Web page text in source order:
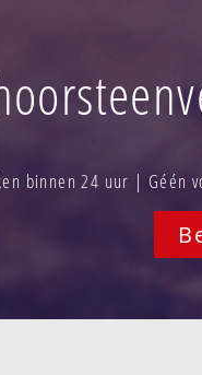
binnen 24 uur | Géén